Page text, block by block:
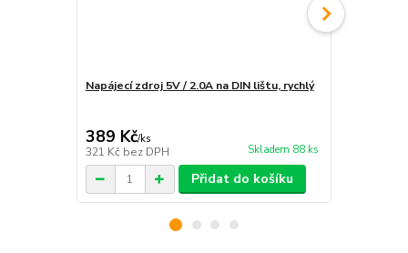
Napájecí zdroj 5V / 2.0A na DIN lištu, rychlý
389 Kč/ks
321 Kč bez DPH Skladem 88 ks
Přidat do košíku